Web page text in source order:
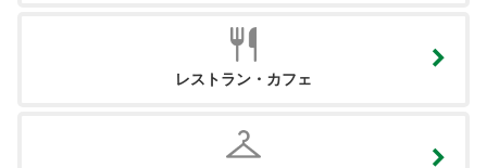
レストラン・カフェ